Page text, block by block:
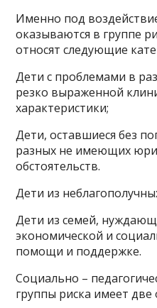
Именно под
оказываются в группе
относят следующие
Дети с проблемами в
резко выраженной
характеристики;
Дети, оставшиеся без
разных не имеющих
обстоятельств.
Дети из
Дети из семей,
экономической и
помощи и поддержке.
Социально –
группы риска имеет